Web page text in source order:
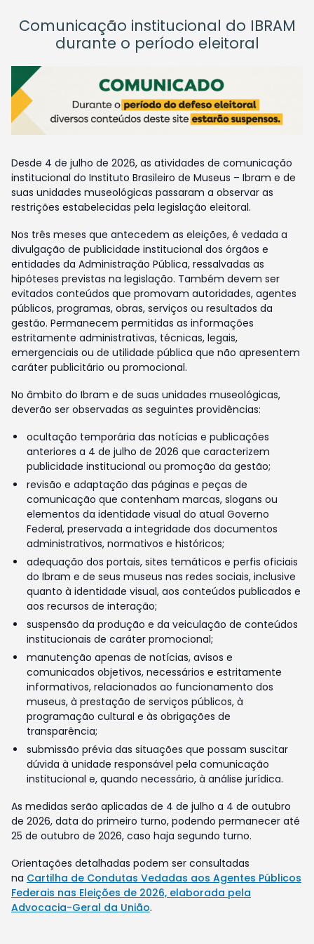
Comunicação institucional do IBRAM
durante o período eleitoral
Desde 4 de julho de 2026, as atividades de comunicação
institucional do Instituto Brasileiro de Museus – Ibram e de
suas unidades museológicas passaram a observar as
restrições estabelecidas pela legislação eleitoral.
Nos três meses que antecedem as eleições, é vedada a
divulgação de publicidade institucional dos órgãos e
entidades da Administração Pública, ressalvadas as
hipóteses previstas na legislação. Também devem ser
evitados conteúdos que promovam autoridades, agentes
públicos, programas, obras, serviços ou resultados da
gestão. Permanecem permitidas as informações
estritamente administrativas, técnicas, legais,
emergenciais ou de utilidade pública que não apresentem
caráter publicitário ou promocional.
No âmbito do Ibram e de suas unidades museológicas,
deverão ser observadas as seguintes providências:
ocultação temporária das notícias e publicações
anteriores a 4 de julho de 2026 que caracterizem
publicidade institucional ou promoção da gestão;
revisão e adaptação das páginas e peças de
comunicação que contenham marcas, slogans ou
elementos da identidade visual do atual Governo
Federal, preservada a integridade dos documentos
administrativos, normativos e históricos;
adequação dos portais, sites temáticos e perfis oficiais
do Ibram e de seus museus nas redes sociais, inclusive
quanto à identidade visual, aos conteúdos publicados e
aos recursos de interação;
suspensão da produção e da veiculação de conteúdos
institucionais de caráter promocional;
manutenção apenas de notícias, avisos e
comunicados objetivos, necessários e estritamente
informativos, relacionados ao funcionamento dos
museus, à prestação de serviços públicos, à
programação cultural e às obrigações de
transparência;
submissão prévia das situações que possam suscitar
dúvida à unidade responsável pela comunicação
institucional e, quando necessário, à análise jurídica.
As medidas serão aplicadas de 4 de julho a 4 de outubro
de 2026, data do primeiro turno, podendo permanecer até
25 de outubro de 2026, caso haja segundo turno.
Orientações detalhadas podem ser consultadas
na Cartilha de Condutas Vedadas aos Agentes Públicos
Federais nas Eleições de 2026, elaborada pela
Advocacia-Geral da União.